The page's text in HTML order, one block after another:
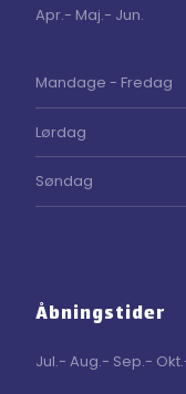
Apr.- Maj.- Jun.
​Mandage - Fredag
Lørdag
Søndag
Åbningstider
Jul.- Aug.- Sep.-